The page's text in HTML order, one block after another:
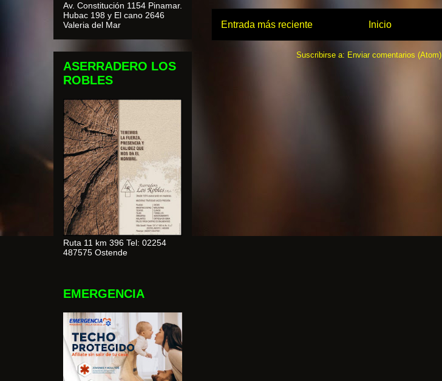
Entrada más reciente Inicio
Suscribirse a: Enviar comentarios (Atom)
Av. Constitución 1154 Pinamar.
Hubac 198 y El cano 2646
Valeria del Mar
ASERRADERO LOS
ROBLES
Ruta 11 km 396 Tel: 02254
487575 Ostende
EMERGENCIA